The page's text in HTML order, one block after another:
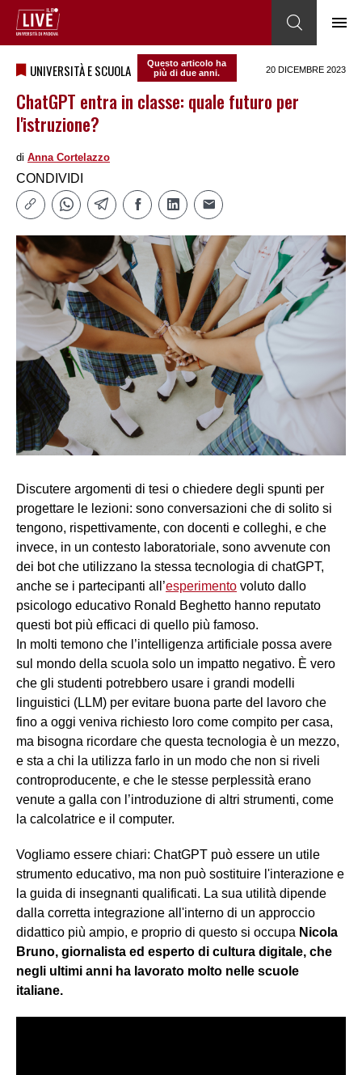
UNIVERSITÀ E SCUOLA
Questo articolo ha
più di due anni.
20 DICEMBRE 2023
ChatGPT entra in classe: quale futuro per
l'istruzione?
di Anna Cortelazzo
CONDIVIDI
Discutere argomenti di tesi o chiedere degli spunti per
progettare le lezioni: sono conversazioni che di solito si
tengono, rispettivamente, con docenti e colleghi, e che
invece, in un contesto laboratoriale, sono avvenute con
dei bot che utilizzano la stessa tecnologia di chatGPT,
anche se i partecipanti all’esperimento voluto dallo
psicologo educativo Ronald Beghetto hanno reputato
questi bot più efficaci di quello più famoso.
In molti temono che l’intelligenza artificiale possa avere
sul mondo della scuola solo un impatto negativo. È vero
che gli studenti potrebbero usare i grandi modelli
linguistici (LLM) per evitare buona parte del lavoro che
fino a oggi veniva richiesto loro come compito per casa,
ma bisogna ricordare che questa tecnologia è un mezzo,
e sta a chi la utilizza farlo in un modo che non si riveli
controproducente, e che le stesse perplessità erano
venute a galla con l’introduzione di altri strumenti, come
la calcolatrice e il computer.
Vogliamo essere chiari: ChatGPT può essere un utile
strumento educativo, ma non può sostituire l'interazione e
la guida di insegnanti qualificati. La sua utilità dipende
dalla corretta integrazione all'interno di un approccio
didattico più ampio, e proprio di questo si occupa Nicola
Bruno, giornalista ed esperto di cultura digitale, che
negli ultimi anni ha lavorato molto nelle scuole
italiane.